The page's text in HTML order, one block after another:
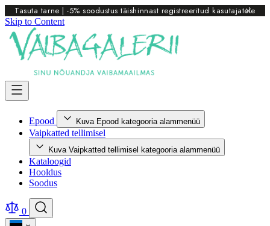
Tasuta tarne | -5% soodustus täishinnast registreeritud kasutajatele
Skip to Content
Epood Kuva Epood kategooria alammenüü
Vaipkatted tellimisel
Kuva Vaipkatted tellimisel kategooria alammenüü
Kataloogid
Hooldus
Soodus
0